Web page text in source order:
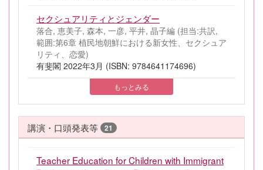
セクシュアリティとジェンダー
落合, 恵美子, 森本, 一彦, 平井, 晶子編 (担当:共訳,
範囲:第6章 植民地朝鮮における新女性、セクシュア
リティ、恋愛)
有斐閣 2022年3月 (ISBN: 9784641174696)
もっとみる
講演・口頭発表等 21
Teacher Education for Children with Immigrant